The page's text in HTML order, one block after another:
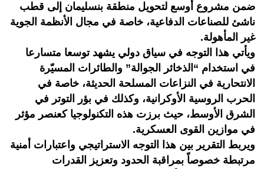
ضمن مشروع أوسع لتحويل منطقة بنسليمان إلى قطب
ناشئ للصناعات الدفاعية، خاصة في مجال الأنظمة الجوية
غير المأهولة.
ويأتي هذا التوجه في سياق دولي يشهد توسعا متسارعا
في استخدام “الذخائر الجوالة” والطائرات المسيّرة
الانتحارية في النزاعات المسلحة الحديثة، خاصة في
الحرب الروسية الأوكرانية، وكذلك في بؤر التوتر في
الشرق الأوسط، حيث برزت هذه التكنولوجيا كعنصر مؤثر
في موازين القوى العسكرية.
ويربط التقرير بين هذا التوجه الاستراتيجي واعتبارات أمنية
مرتبطة خصوصاً بمراقبة الحدود وتعزيز القدرات